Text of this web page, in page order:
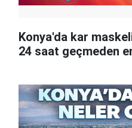
Konya'da kar
24 saat geçmeden